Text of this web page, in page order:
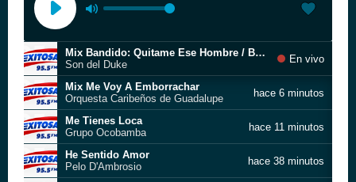
Mix Bandido: Quitame Ese Hombre / Bandido - En Vivo
Son del Duke
En vivo
Mix Me Voy A Emborrachar
Orquesta Caribeños de Guadalupe
hace 6 minutos
Me Tienes Loca
Grupo Ocobamba
hace 11 minutos
He Sentido Amor
Pelo D'Ambrosio
hace 38 minutos